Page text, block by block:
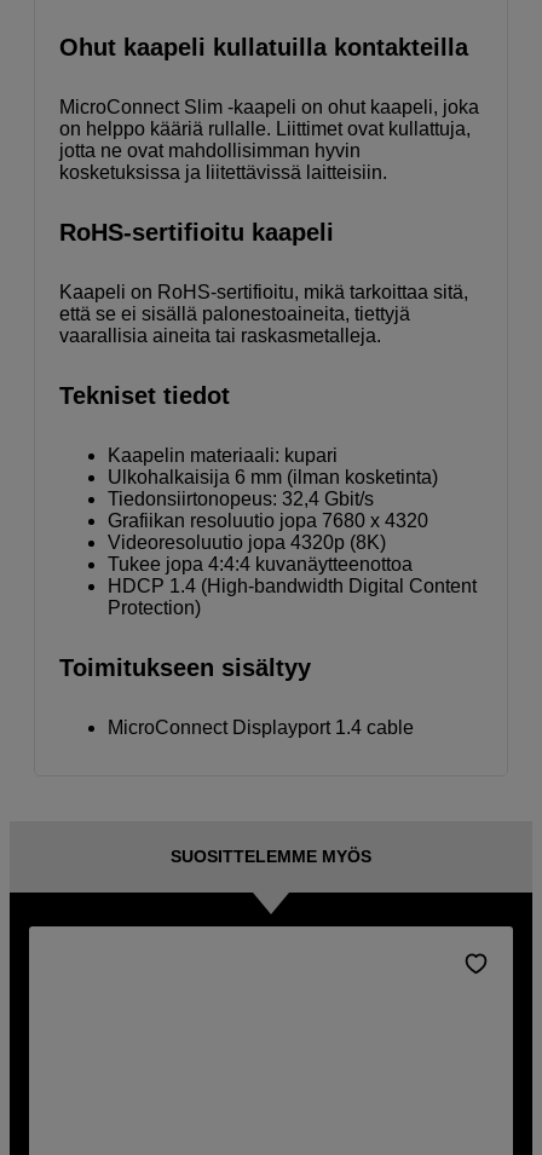
Ohut kaapeli kullatuilla kontakteilla
MicroConnect Slim -kaapeli on ohut kaapeli, joka
on helppo kääriä rullalle. Liittimet ovat kullattuja,
jotta ne ovat mahdollisimman hyvin
kosketuksissa ja liitettävissä laitteisiin.
RoHS-sertifioitu kaapeli
Kaapeli on RoHS-sertifioitu, mikä tarkoittaa sitä,
että se ei sisällä palonestoaineita, tiettyjä
vaarallisia aineita tai raskasmetalleja.
Tekniset tiedot
Kaapelin materiaali: kupari
Ulkohalkaisija 6 mm (ilman kosketinta)
Tiedonsiirtonopeus: 32,4 Gbit/s
Grafiikan resoluutio jopa 7680 x 4320
Videoresoluutio jopa 4320p (8K)
Tukee jopa 4:4:4 kuvanäytteenottoa
HDCP 1.4 (High-bandwidth Digital Content
Protection)
Toimitukseen sisältyy
MicroConnect Displayport 1.4 cable
SUOSITTELEMME MYÖS